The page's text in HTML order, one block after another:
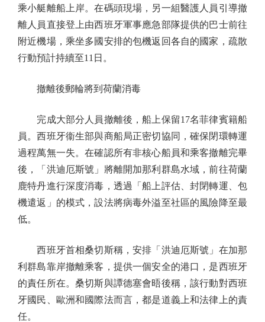
乘小艇離船上岸。在碼頭現場，另一組醫護人員引導撤
離人員直接登上由西班牙軍事應急部隊提供的巴士前往
附近機場，乘坐多國安排的包機返回各自的國家，疏散
行動預計持續至11日。
撤離後郵輪將到荷蘭消毒
完成大部分人員撤離後，船上保留17名菲律賓籍船
員。西班牙衞生部與商船局正密切協同，確保閉環轉運
過程萬無一失。在確認所有非核心船員和乘客撤離完畢
後，「洪迪厄斯號」將離開加那利群島水域，前往荷蘭
鹿特丹進行深度消毒，透過「船上評估、封閉轉運、包
機遣返」的模式，設法將病毒外溢至社區的風險降至最
低。
西班牙首相桑切斯稱，安排「洪迪厄斯號」在加那
利群島靠岸撤離乘客，提供一個安全的港口，是西班牙
的責任所在。桑切斯與譚德塞會晤後稱，該行動對西班
牙國民、歐洲和國際法而言，都是道義上和法律上的責
任。